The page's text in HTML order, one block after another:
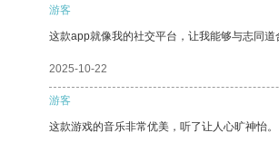
游客
这款app就像我的社交平台，让我能够与志同道
2025-10-22
游客
这款游戏的音乐非常优美，听了让人心旷神怡。